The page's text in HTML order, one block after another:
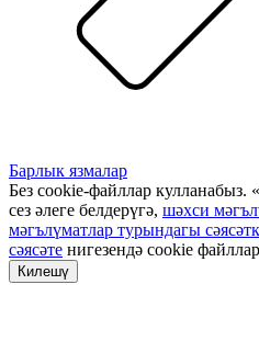
Барлык язмалар
Без cookie-файллар кулланабыз.
сез әлеге белдерүгә, шәхси
мәгълүматлар турындагы
сәясәте нигезендә cookie
Килешү